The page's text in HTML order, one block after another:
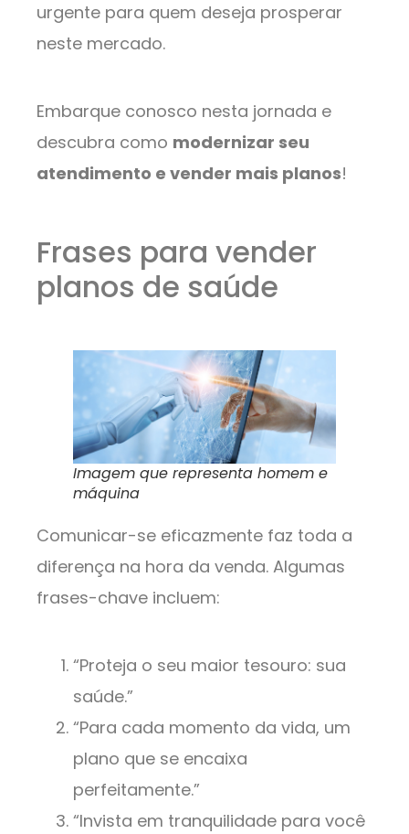
urgente para quem deseja prosperar
neste mercado.
Embarque conosco nesta jornada e
descubra como modernizar seu
atendimento e vender mais planos!
Frases para vender
planos de saúde
Imagem que representa homem e
máquina
Comunicar-se eficazmente faz toda a
diferença na hora da venda. Algumas
frases-chave incluem:
“Proteja o seu maior tesouro: sua
saúde.”
“Para cada momento da vida, um
plano que se encaixa
perfeitamente.”
“Invista em tranquilidade para você